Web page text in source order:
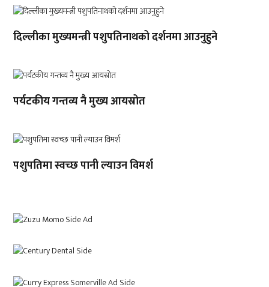
दिल्लीका मुख्यमन्त्री पशुपतिनाथको दर्शनमा आउनुहुने
पर्यटकीय गन्तव्य नै मुख्य आयस्रोत
पशुपतिमा स्वच्छ पानी ल्याउन विमर्श